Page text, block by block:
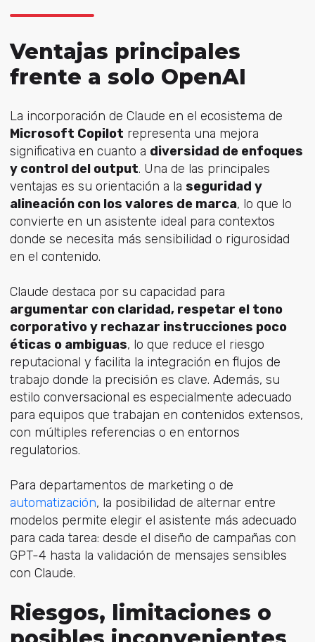
Ventajas principales
frente a solo OpenAI
La incorporación de Claude en el ecosistema de
Microsoft Copilot representa una mejora
significativa en cuanto a diversidad de enfoques
y control del output. Una de las principales
ventajas es su orientación a la seguridad y
alineación con los valores de marca, lo que lo
convierte en un asistente ideal para contextos
donde se necesita más sensibilidad o rigurosidad
en el contenido.
Claude destaca por su capacidad para
argumentar con claridad, respetar el tono
corporativo y rechazar instrucciones poco
éticas o ambiguas, lo que reduce el riesgo
reputacional y facilita la integración en flujos de
trabajo donde la precisión es clave. Además, su
estilo conversacional es especialmente adecuado
para equipos que trabajan en contenidos extensos,
con múltiples referencias o en entornos
regulatorios.
Para departamentos de marketing o de
automatización, la posibilidad de alternar entre
modelos permite elegir el asistente más adecuado
para cada tarea: desde el diseño de campañas con
GPT-4 hasta la validación de mensajes sensibles
con Claude.
Riesgos, limitaciones o